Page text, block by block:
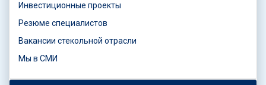
Инвестиционные проекты
Резюме специалистов
Вакансии стекольной отрасли
Мы в СМИ